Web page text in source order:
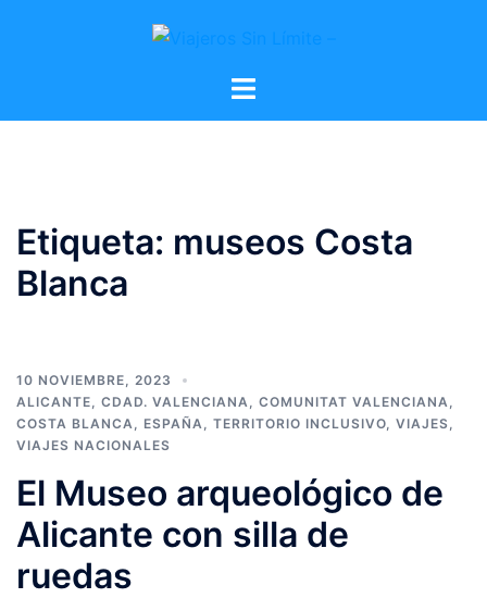
Etiqueta: museos Costa
Blanca
10 NOVIEMBRE, 2023
ALICANTE
CDAD. VALENCIANA COMUNITAT VALENCIANA
COSTA BLANCA
ESPAÑA TERRITORIO INCLUSIVO VIAJES
VIAJES NACIONALES
El Museo arqueológico de
Alicante con silla de
ruedas